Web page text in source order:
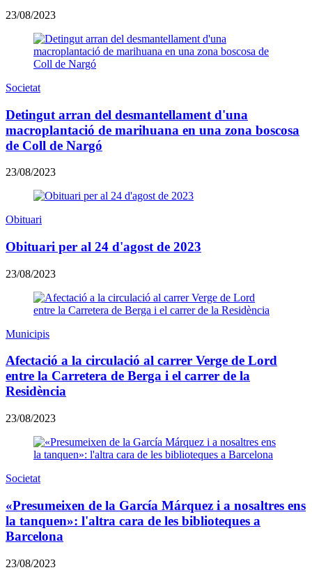
23/08/2023
Societat
​Detingut arran del desmantellament d'una
macroplantació de marihuana en una zona boscosa
de Coll de Nargó
23/08/2023
Obituari
Obituari per al 24 d'agost de 2023
23/08/2023
Municipis
Afectació a la circulació al carrer Verge de Lord
entre la Carretera de Berga i el carrer de la
Residència
23/08/2023
Societat
«Presumeixen de la García Márquez i a nosaltres ens
la tanquen»: l'altra cara de les biblioteques a
Barcelona
23/08/2023